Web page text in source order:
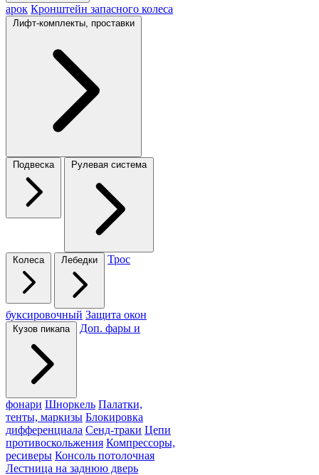
арок Кронштейн запасного колеса
Лифт-комплекты, проставки
Подвеска Рулевая система
Колеса Лебедки Трос
буксировочный Защита окон
Кузов пикапа Доп. фары и
фонари Шноркель Палатки,
тенты, маркизы Блокировка
дифференциала Сенд-траки Цепи
противоскольжения Компрессоры,
ресиверы Консоль потолочная
Лестница на заднюю дверь